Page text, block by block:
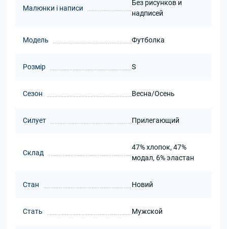
Малюнки і написи
Без рисунков и
надписей
Модель Футболка
Розмір S
Сезон Весна/Осень
Силует Прилегающий
Склад
47% хлопок, 47%
модал, 6% эластан
Стан Новий
Стать Мужской